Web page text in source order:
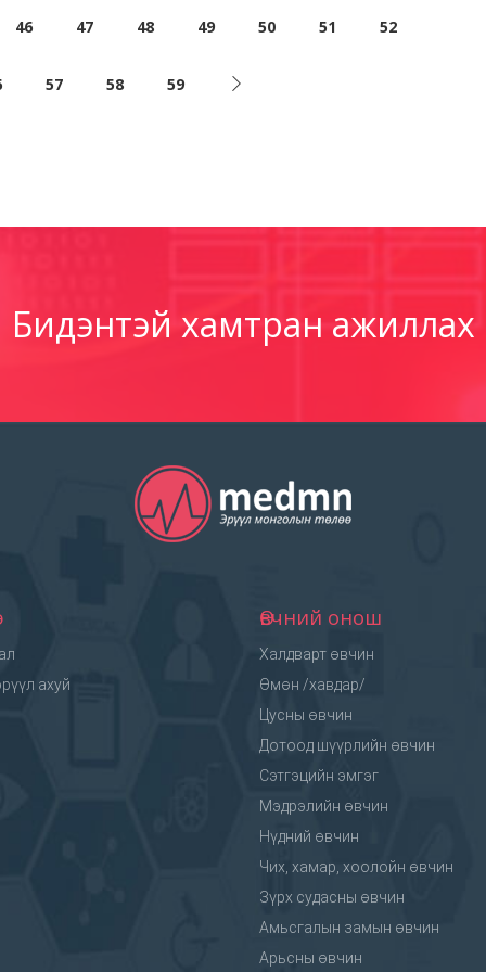
46 47 48 49 50 51 52
57 58 59
Бидэнтэй хамтран ажиллах
ахуй
Өвчний онош
Халдварт өвчин
Өмөн /хавдар/
Цусны өвчин
Дотоод шүүрлийн өвчин
Сэтгэцийн эмгэг
Мэдрэлийн өвчин
Нүдний өвчин
Чих, хамар, хоолойн өвчин
Зүрх судасны өвчин
Амьсгалын замын өвчин
Арьсны өвчин